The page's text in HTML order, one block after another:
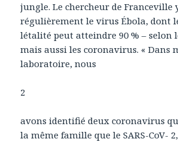
jungle. Le chercheur de Franceville
régulièrement le virus Ébola, dont
létalité peut atteindre 90 % – selon
mais aussi les coronavirus. « Dans
laboratoire, nous
2
avons identifié deux coronavirus
la même famille que le SARS-CoV-